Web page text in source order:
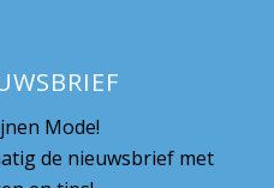
Mode!
de nieuwsbrief met